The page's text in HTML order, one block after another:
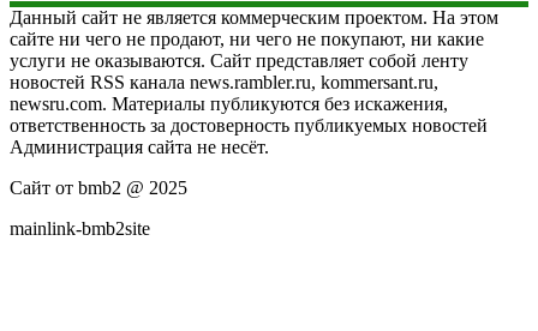
Данный сайт не является коммерческим проектом. На этом
сайте ни чего не продают, ни чего не покупают, ни какие
услуги не оказываются. Сайт представляет собой ленту
новостей RSS канала news.rambler.ru, kommersant.ru,
newsru.com. Материалы публикуются без искажения,
ответственность за достоверность публикуемых новостей
Администрация сайта не несёт.
Сайт от bmb2 @ 2025
mainlink-bmb2site